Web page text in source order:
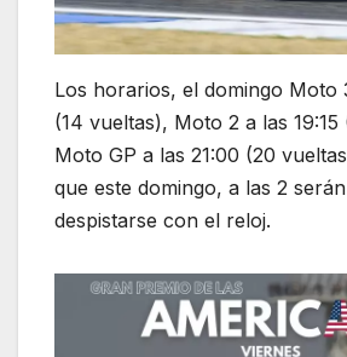
Los horarios, el domingo Moto
(14 vueltas), Moto 2 a las
Moto GP a las 21:00 (20
que este domingo, a las 2
despistarse con el reloj.